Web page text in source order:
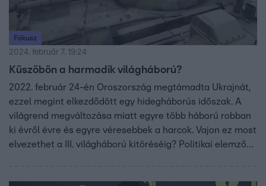
Fókusz
2024. február 7. 19:24
Küszöbön a harmadik világháború?
2022. február 24-én Oroszország megtámadta Ukrajnát,
ezzel megint elkezdődött egy hidegháborús időszak. A
világrend megváltozása miatt egyre több háború robban
ki évről évre és egyre véresebbek a harcok. Vajon ez most
elvezethet a III. világháború kitöréséig? Politikai elemző